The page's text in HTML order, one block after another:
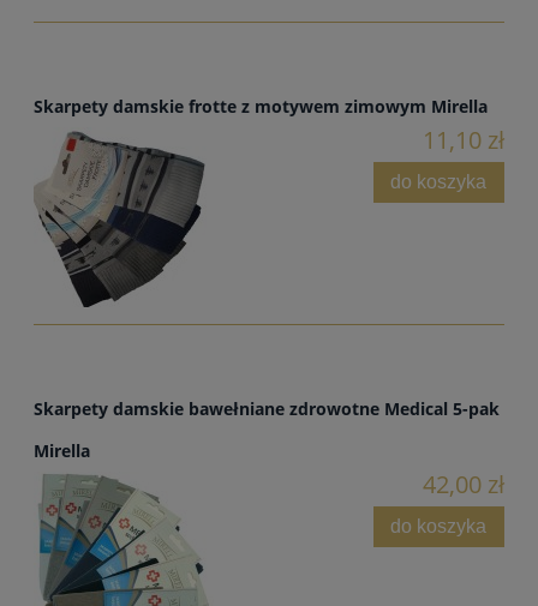
Skarpety damskie frotte z motywem zimowym Mirella
11,10 zł
do koszyka
Skarpety damskie bawełniane zdrowotne Medical 5-pak
Mirella
42,00 zł
do koszyka